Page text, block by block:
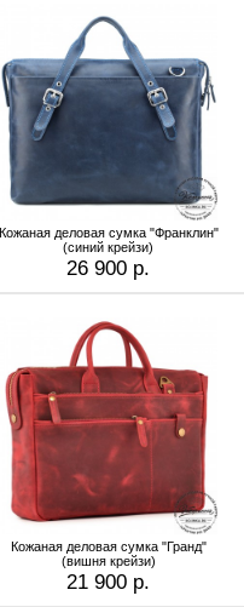
Кожаная деловая сумка "Франклин"
(синий крейзи)
26 900 р.
Кожаная деловая сумка "Гранд"
(вишня крейзи)
21 900 р.